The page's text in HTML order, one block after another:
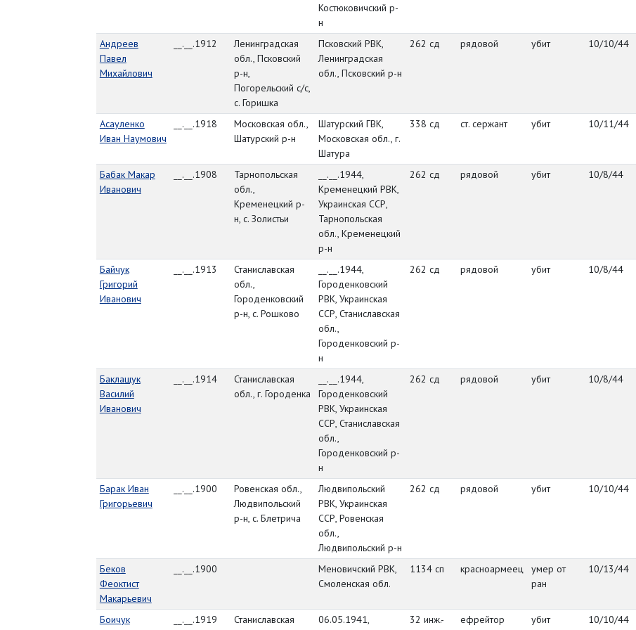
Костюковичский р-
н
Андреев
Павел
Михайлович
__.__.1912
Ленинградская
обл., Псковский
р-н,
Погорельский с/с,
с. Горишка
Псковский РВК,
Ленинградская
обл., Псковский р-н
262 сд рядовой убит 10/10/44
Асауленко
Иван Наумович
__.__.1918
Московская обл.,
Шатурский р-н
Шатурский ГВК,
Московская обл., г.
Шатура
338 сд ст. сержант убит 10/11/44
Бабак Макар
Иванович
__.__.1908
Тарнопольская
обл.,
Кременецкий р-
н, с. Золистьи
__.__.1944,
Кременецкий РВК,
Украинская ССР,
Тарнопольская
обл., Кременецкий
р-н
262 сд рядовой убит 10/8/44
Байчук
Григорий
Иванович
__.__.1913
Станиславская
обл.,
Городенковский
р-н, с. Рошково
__.__.1944,
Городенковский
РВК, Украинская
ССР, Станиславская
обл.,
Городенковский р-
н
262 сд рядовой убит 10/8/44
Баклащук
Василий
Иванович
__.__.1914
Станиславская
обл., г. Городенка
__.__.1944,
Городенковский
РВК, Украинская
ССР, Станиславская
обл.,
Городенковский р-
н
262 сд рядовой убит 10/8/44
Барак Иван
Григорьевич
__.__.1900
Ровенская обл.,
Людвипольский
р-н, с. Блетрича
Людвипольский
РВК, Украинская
ССР, Ровенская
обл.,
Людвипольский р-н
262 сд рядовой убит 10/10/44
Беков
Феоктист
Макарьевич
__.__.1900
Меновичский РВК,
Смоленская обл.
1134 сп красноармеец
умер от
ран
10/13/44
Боичук
__.__.1919
Станиславская
06.05.1941,
32 инж.-
ефрейтор убит 10/10/44